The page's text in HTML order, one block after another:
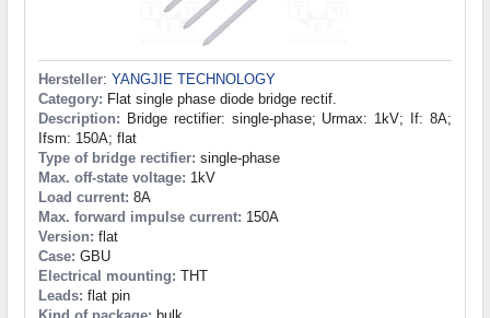
Hersteller: YANGJIE TECHNOLOGY
Category: Flat single phase diode bridge rectif.
Description: Bridge rectifier: single-phase; Urmax: 1kV; If: 8A;
Ifsm: 150A; flat
Type of bridge rectifier: single-phase
Max. off-state voltage: 1kV
Load current: 8A
Max. forward impulse current: 150A
Version: flat
Case: GBU
Electrical mounting: THT
Leads: flat pin